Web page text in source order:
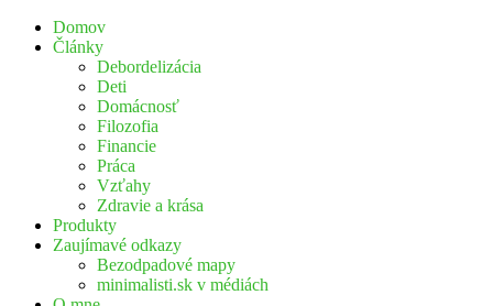
Domov
Články
Debordelizácia
Deti
Domácnosť
Filozofia
Financie
Práca
Vzťahy
Zdravie a krása
Produkty
Zaujímavé odkazy
Bezodpadové mapy
minimalisti.sk v médiách